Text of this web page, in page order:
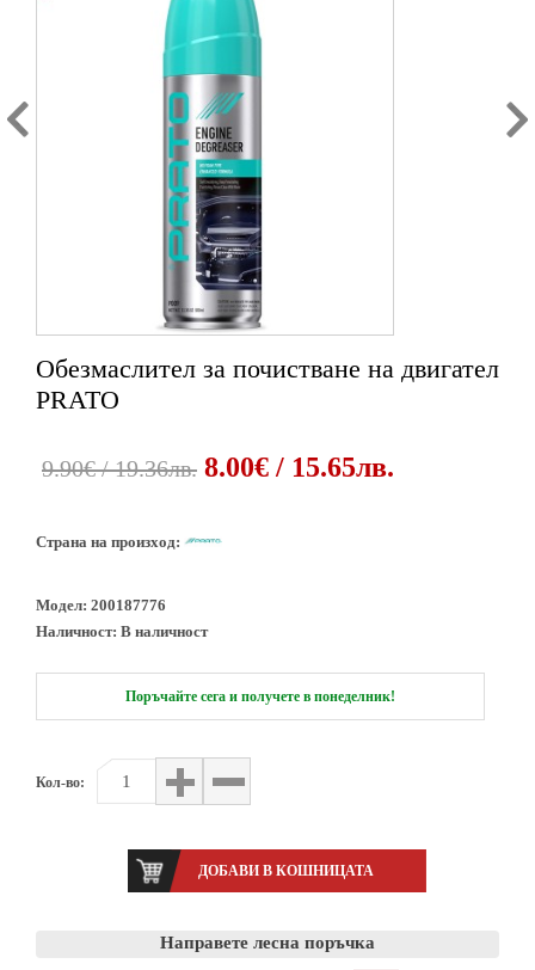
Обезмаслител за почистване на двигател
PRATO
9.90€ / 19.36лв. 8.00€ / 15.65лв.
Страна на произход:
Модел: 200187776
Наличност: В наличност
Поръчайте сега и получете в понеделник!
Кол-во:
Направете лесна поръчка